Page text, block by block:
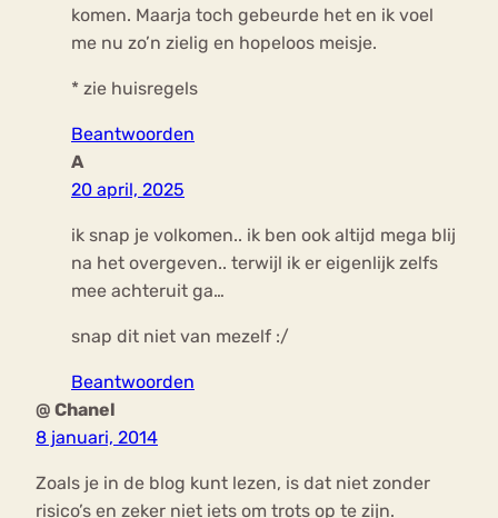
komen. Maarja toch gebeurde het en ik voel
me nu zo’n zielig en hopeloos meisje.
* zie huisregels
Beantwoorden
A
20 april, 2025
ik snap je volkomen.. ik ben ook altijd mega blij
na het overgeven.. terwijl ik er eigenlijk zelfs
mee achteruit ga…
snap dit niet van mezelf :/
Beantwoorden
@ Chanel
8 januari, 2014
Zoals je in de blog kunt lezen, is dat niet zonder
risico’s en zeker niet iets om trots op te zijn.